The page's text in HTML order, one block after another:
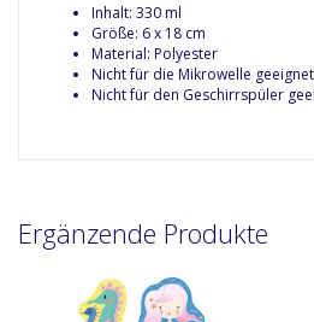
Inhalt: 330 ml
Größe: 6 x 18 cm
Material: Polyester
Nicht für die Mikrowelle geeignet
Nicht für den Geschirrspüler
Ergänzende Produkte